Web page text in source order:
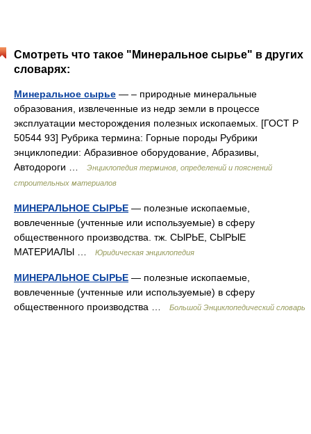
Смотреть что такое "Минеральное сырье" в других
словарях:
Минеральное сырье — – природные минеральные
образования, извлеченные из недр земли в процессе
эксплуатации месторождения полезных ископаемых. [ГОСТ Р
50544 93] Рубрика термина: Горные породы Рубрики
энциклопедии: Абразивное оборудование, Абразивы,
Автодороги …
Энциклопедия терминов, определений и пояснений
строительных материалов
МИНЕРАЛЬНОЕ СЫРЬЕ — полезные ископаемые,
вовлеченные (учтенные или используемые) в сферу
общественного производства. тж. СЫРЬЕ, СЫРЫЕ
МАТЕРИАЛЫ …
Юридическая энциклопедия
МИНЕРАЛЬНОЕ СЫРЬЕ — полезные ископаемые,
вовлеченные (учтенные или используемые) в сферу
общественного производства …
Большой Энциклопедический словарь